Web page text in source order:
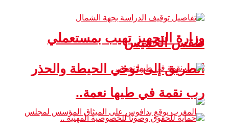
وزارة التجهيز تهيب بمستعملي
الطريق إلى توخي الحيطة والحذر
طقس الخميس
رب نقمة في طيها نعمة..